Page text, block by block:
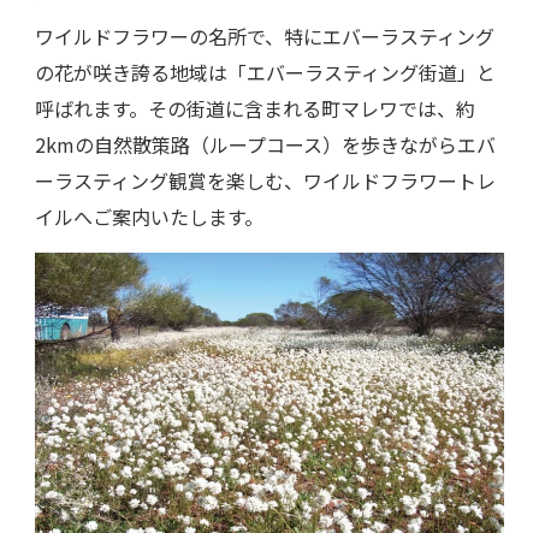
ワイルドフラワーの名所で、特にエバーラスティング
の花が咲き誇る地域は「エバーラスティング街道」と
呼ばれます。その街道に含まれる町マレワでは、約
2kmの自然散策路（ループコース）を歩きながらエバ
ーラスティング観賞を楽しむ、ワイルドフラワートレ
イルへご案内いたします。